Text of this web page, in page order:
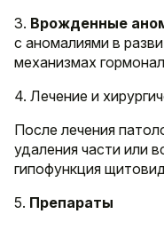
3. Врожденные
с аномалиями в
механизмах
4. Лечение и
После лечения
удаления части или
гипофункция
5. Препараты